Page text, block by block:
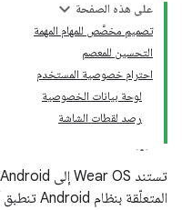
على هذه الصفحة
تصميم مخصَّص للمهام المهمة
التحسين للمعصم
احترام خصوصية المستخدم
لوحة بيانات الخصوصية
رصد لقطات الشاشة